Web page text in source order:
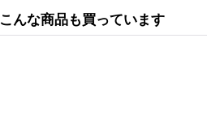
んな商品も買っています